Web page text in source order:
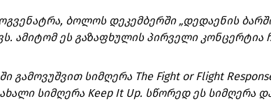
ბოლოს დეკემბერში „დედაენის
ამიტომ ეს გაზაფხულის პირველი კონცერტია
გამოვუშვით სიმღერა The Fight or Flight
სიმღერა Keep It Up. სწორედ ეს სიმღერა